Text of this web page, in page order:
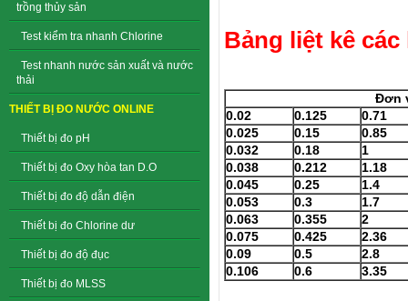
trồng thủy sản
Test kiểm tra nhanh Chlorine
Test nhanh nước sản xuất và nước
thải
THIẾT BỊ ĐO NƯỚC ONLINE
Thiết bị đo pH
Thiết bị đo Oxy hòa tan D.O
Thiết bị đo độ dẫn điện
Thiết bị đo Chlorine dư
Thiết bị đo độ đục
Thiết bị đo MLSS
Bảng liệt kê
Đơn
0.02
0.125
0.71
0.025
0.15
0.85
0.032
0.18
1
0.038
0.212
1.18
0.045
0.25
1.4
0.053
0.3
1.7
0.063
0.355
2
0.075
0.425
2.36
0.09
0.5
2.8
0.106
0.6 3.35